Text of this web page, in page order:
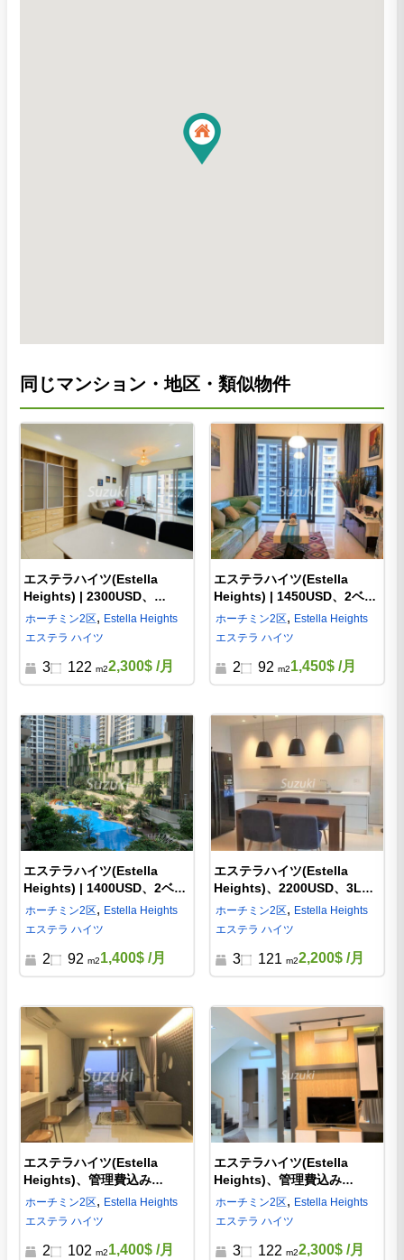
同じマンション・地区・類似物件
エステラハイツ(Estella
Heights) | 2300USD、
3LDK、管理費込み –
S213062
ホーチミン2区, Estella Heights
エステラ ハイツ
3 122 m22,300$ /月
エステラハイツ(Estella
Heights) | 1450USD、2ベッ
ド、管理費込み – S213064
ホーチミン2区, Estella Heights
エステラ ハイツ
2 92 m21,450$ /月
エステラハイツ(Estella
Heights) | 1400USD、2ベッ
ド、管理費込み – S213065
ホーチミン2区, Estella Heights
エステラ ハイツ
2 92 m21,400$ /月
エステラハイツ(Estella
Heights)、2200USD、3LDK
のお部屋（121平米） –
S213058
ホーチミン2区, Estella Heights
エステラ ハイツ
3 121 m22,200$ /月
エステラハイツ(Estella
Heights)、管理費込み
1400USD、２LDKのお部屋
（102平米） – S213050
ホーチミン2区, Estella Heights
エステラ ハイツ
2 102 m21,400$ /月
エステラハイツ(Estella
Heights)、管理費込み
2300USD、3LDKのお部屋
（122平米） – S213055
ホーチミン2区, Estella Heights
エステラ ハイツ
3 122 m22,300$ /月